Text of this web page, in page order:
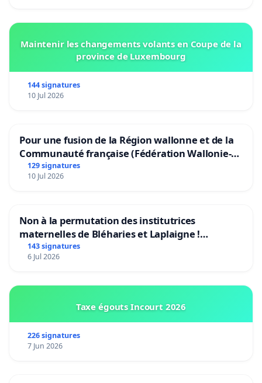
Maintenir les changements volants en Coupe de la
province de Luxembourg
144 signatures
10 Jul 2026
Pour une fusion de la Région wallonne et de la
Communauté française (Fédération Wallonie-
Bruxelles)
129 signatures
10 Jul 2026
Non à la permutation des institutrices
maternelles de Bléharies et Laplaigne !
Préservons la stabilité de nos enfants.
143 signatures
6 Jul 2026
Taxe égouts Incourt 2026
226 signatures
7 Jun 2026